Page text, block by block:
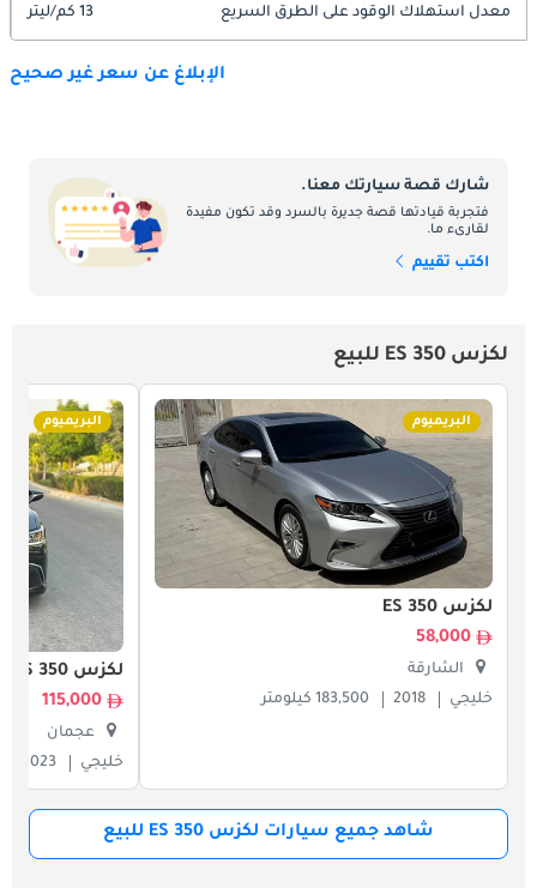
معدل استهلاك الوقود على الطرق السريع 13 كم/ليتر
الإبلاغ عن سعر غير صحيح
شارك قصة سيارتك معنا.
فتجربة قيادتها قصة جديرة بالسرد وقد تكون مفيدة
لقارىء ما.
اكتب تقييم
لكزس ES 350 للبيع
البريميوم
لكزس ES 350
58,000
الشارقة
خليجي
2018 183,500 كيلومتر
البريميوم
لكزس ES 350
115,000
عجمان
خليجي
2023
شاهد جميع سيارات لكزس ES 350 للبيع